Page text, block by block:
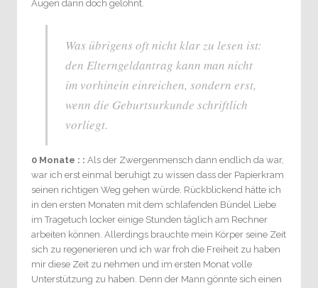
Augen dann doch gelohnt.
Was übrigens oft nicht klar zu lesen ist:
den Elterngeldantrag kann man nicht
im vorhinein einreichen, sondern erst,
wenn die Geburtsurkunde schriftlich
vorliegt.
0 Monate : : Als der Zwergenmensch dann endlich da war,
war ich erst einmal beruhigt zu wissen dass der Papierkram
seinen richtigen Weg gehen würde. Rückblickend hätte ich
in den ersten Monaten mit dem schlafenden Bündel Liebe
im Tragetuch locker einige Stunden täglich am Rechner
arbeiten können. Allerdings brauchte mein Körper seine Zeit
sich zu regenerieren und ich war froh die Freiheit zu haben
mir diese Zeit zu nehmen und im ersten Monat volle
Unterstützung zu haben. Denn der Mann gönnte sich einen